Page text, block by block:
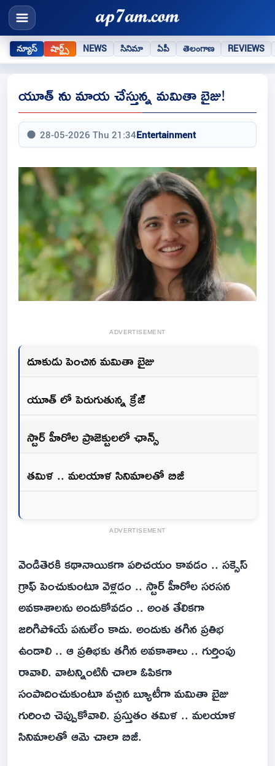
న్యూస్ షార్ట్స్ NEWS సినిమా ఏపీ తెలంగాణ REVIEWS
యూత్ ను మాయ చేస్తున్న మమితా బైజు!
28-05-2026 Thu 21:34Entertainment
ADVERTISEMENT
దూకుడు పెంచిన మమితా బైజు
యూత్ లో పెరుగుతున్న క్రేజ్
స్టార్ హీరోల ప్రాజెక్టులలో ఛాన్స్
తమిళ .. మలయాళ సినిమాలతో బిజీ
ADVERTISEMENT
వెండితెరకి కథానాయికగా పరిచయం కావడం .. సక్సెస్
గ్రాఫ్ పెంచుకుంటూ వెళ్లడం .. స్టార్ హీరోల సరసన
అవకాశాలను అందుకోవడం .. అంత తేలికగా
జరిగిపోయే పనులేం కాదు. అందుకు తగిన ప్రతిభ
ఉండాలి .. ఆ ప్రతిభకు తగిన అవకాశాలు .. గుర్తింపు
రావాలి. వాటన్నింటినీ చాలా ఓపికగా
సంపాదించుకుంటూ వచ్చిన బ్యూటీగా మమితా బైజు
గురించి చెప్పుకోవాలి. ప్రస్తుతం తమిళ .. మలయాళ
సినిమాలతో ఆమె చాలా బిజీ.